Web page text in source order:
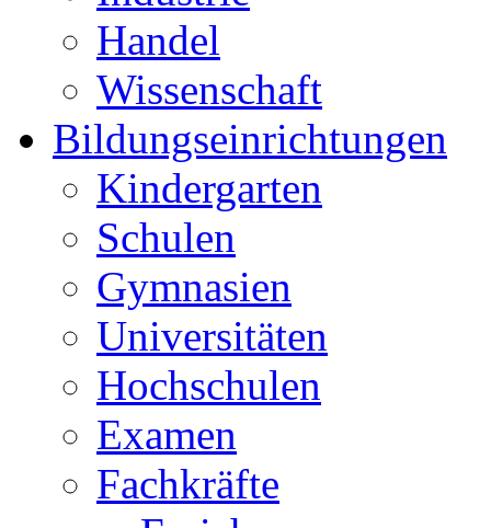
Handel
Wissenschaft
Bildungseinrichtungen
Kindergarten
Schulen
Gymnasien
Universitäten
Hochschulen
Examen
Fachkräfte